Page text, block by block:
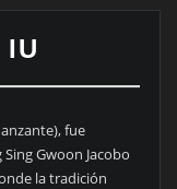
IU
fue
Gwoon Jacobo
la tradición